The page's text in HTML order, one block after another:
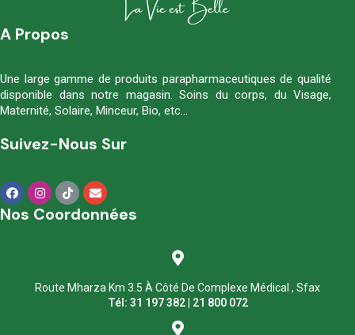
A Propos
Une large gamme de produits parapharmaceutiques de qualité
disponible dans notre magasin. Soins du corps, du Visage,
Maternité, Solaire, Minceur, Bio, etc…
Suivez-Nous Sur
Nos Coordonnées
Route Mharza Km 3.5 À Côté De Complexe Médical , Sfax
Tél: 31 197 382 | 21 800 072